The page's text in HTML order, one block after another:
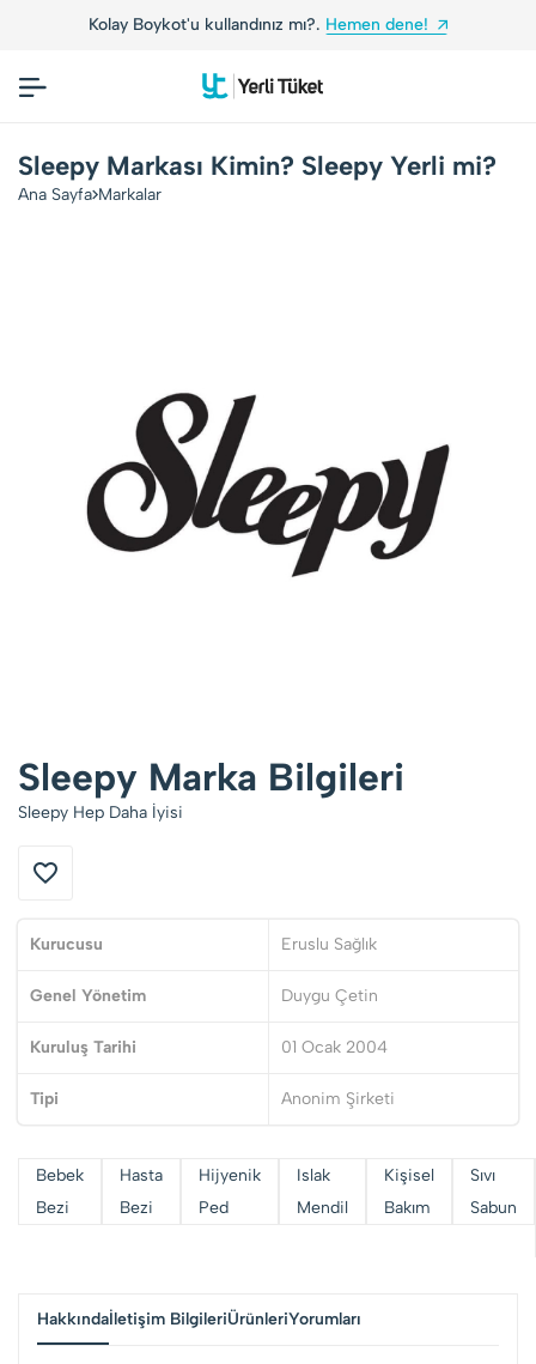
Kolay Boykot'u kullandınız mı?. Hemen dene!
Sleepy Markası Kimin? Sleepy Yerli mi?
Ana Sayfa Markalar
Sleepy Marka Bilgileri
Sleepy Hep Daha İyisi
Kurucusu Eruslu Sağlık
Genel Yönetim Duygu Çetin
Kuruluş Tarihi 01 Ocak 2004
Tipi Anonim Şirketi
Bebek
Bezi
Hasta
Bezi
Hijyenik
Ped
Islak
Mendil
Kişisel
Bakım
Sıvı
Sabun
Hakkındaİletişim BilgileriÜrünleriYorumları